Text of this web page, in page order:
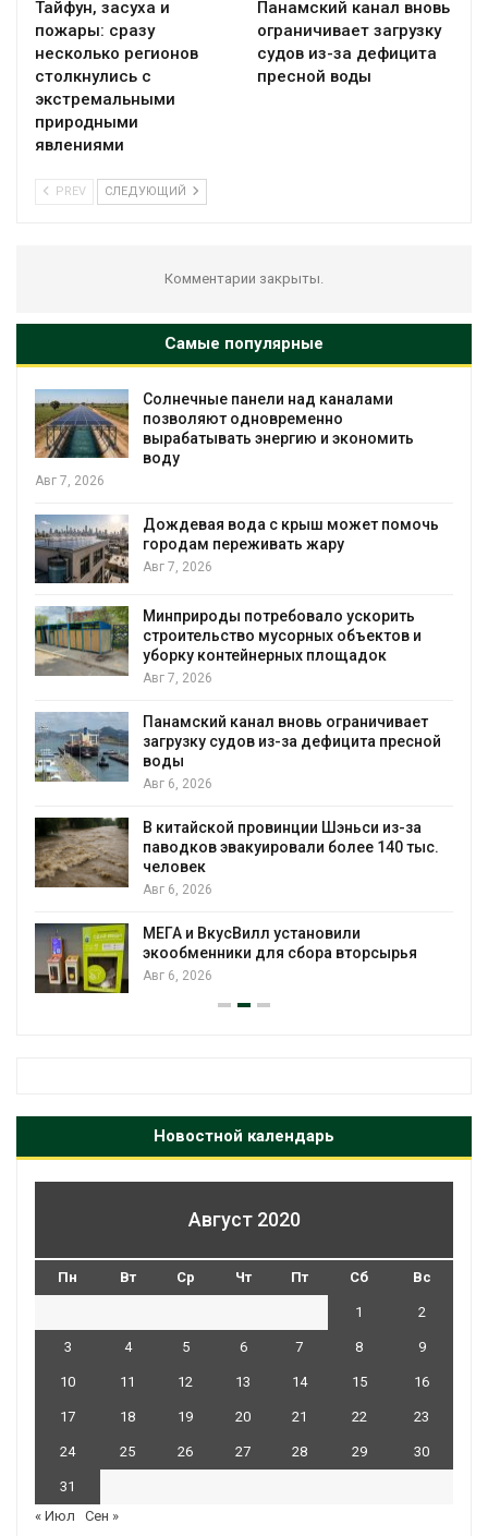
Тайфун, засуха и
пожары: сразу
несколько регионов
столкнулись с
экстремальными
природными
явлениями
Панамский канал вновь
ограничивает загрузку
судов из-за дефицита
пресной воды
PREV СЛЕДУЮЩИЙ
Комментарии закрыты.
Самые популярные
над каналами
и экономить
крыш может помочь
жару
ускорить
объектов и
площадок
ограничивает
за дефицита пресной
Шэньси из-за
более 140 тыс.
сбора вторсырья
Учёные предложили
воду из воздуха с
Авг 6, 2026
сентябре
Авг 6, 2026
биомассы из-за засух,
рубок
Авг 6, 2026
новые места
краснокнижных
«животный» белок
мяса
производство соли
Авг 6, 2026
Новостной календарь
Август 2020
Пн Вт Ср Чт Пт Сб Вс
1 2
3 4 5 6 7 8 9
10 11 12 13 14 15 16
17 18 19 20 21 22 23
24 25 26 27 28 29 30
31
« Июл
Сен »